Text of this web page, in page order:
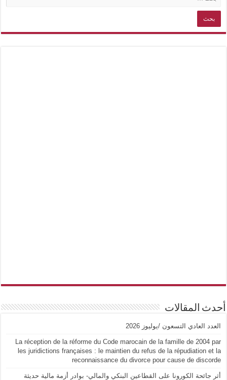
أحدث المقالات
العدد العادي التسعون /يوليوز 2026
La réception de la réforme du Code marocain de la famille de 2004 par
les juridictions françaises : le maintien du refus de la répudiation et la
reconnaissance du divorce pour cause de discorde
أثر جائحة الكورونا على القطاعين البنكي والمالي- بوادر أزمة مالية حديثة